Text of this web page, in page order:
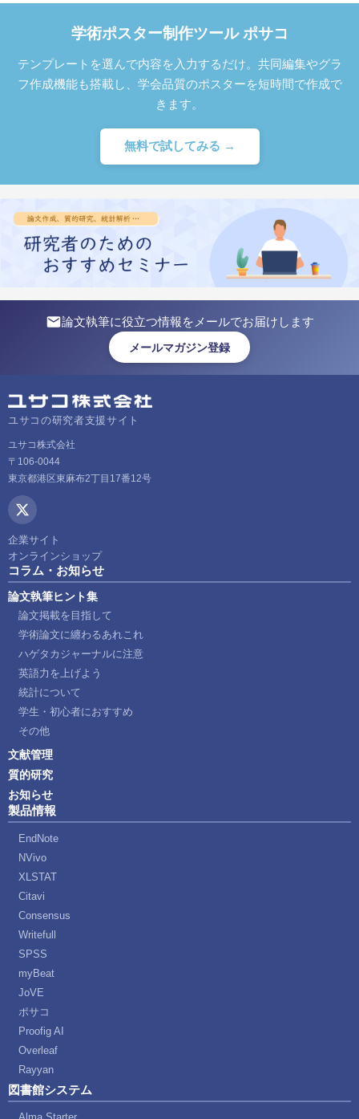
学術ポスター制作ツール ポサコ
テンプレートを選んで内容を入力するだけ。共同編集やグラ
フ作成機能も搭載し、学会品質のポスターを短時間で作成で
きます。
無料で試してみる →
論文執筆に役立つ情報をメールでお届けします
メールマガジン登録
ユサコの研究者支援サイト
ユサコ株式会社
〒106-0044
東京都港区東麻布2丁目17番12号
企業サイト
オンラインショップ
コラム・お知らせ
論文執筆ヒント集
論文掲載を目指して
学術論文に纏わるあれこれ
ハゲタカジャーナルに注意
英語力を上げよう
統計について
学生・初心者におすすめ
その他
文献管理
質的研究
お知らせ
製品情報
EndNote
NVivo
XLSTAT
Citavi
Consensus
Writefull
SPSS
myBeat
JoVE
ポサコ
Proofig AI
Overleaf
Rayyan
図書館システム